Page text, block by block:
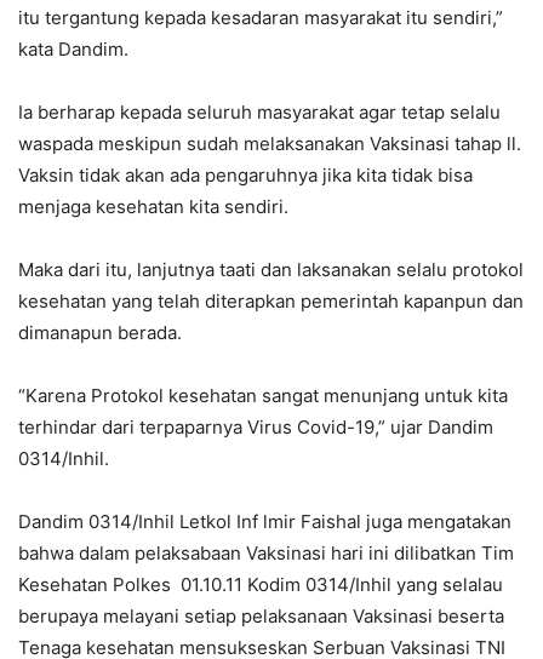
itu tergantung kepada kesadaran masyarakat itu sendiri,”
kata Dandim.
Ia berharap kepada seluruh masyarakat agar tetap selalu
waspada meskipun sudah melaksanakan Vaksinasi tahap ll.
Vaksin tidak akan ada pengaruhnya jika kita tidak bisa
menjaga kesehatan kita sendiri.
Maka dari itu, lanjutnya taati dan laksanakan selalu protokol
kesehatan yang telah diterapkan pemerintah kapanpun dan
dimanapun berada.
“Karena Protokol kesehatan sangat menunjang untuk kita
terhindar dari terpaparnya Virus Covid-19,” ujar Dandim
0314/Inhil.
Dandim 0314/Inhil Letkol Inf lmir Faishal juga mengatakan
bahwa dalam pelaksabaan Vaksinasi hari ini dilibatkan Tim
Kesehatan Polkes 01.10.11 Kodim 0314/Inhil yang selalau
berupaya melayani setiap pelaksanaan Vaksinasi beserta
Tenaga kesehatan mensukseskan Serbuan Vaksinasi TNI